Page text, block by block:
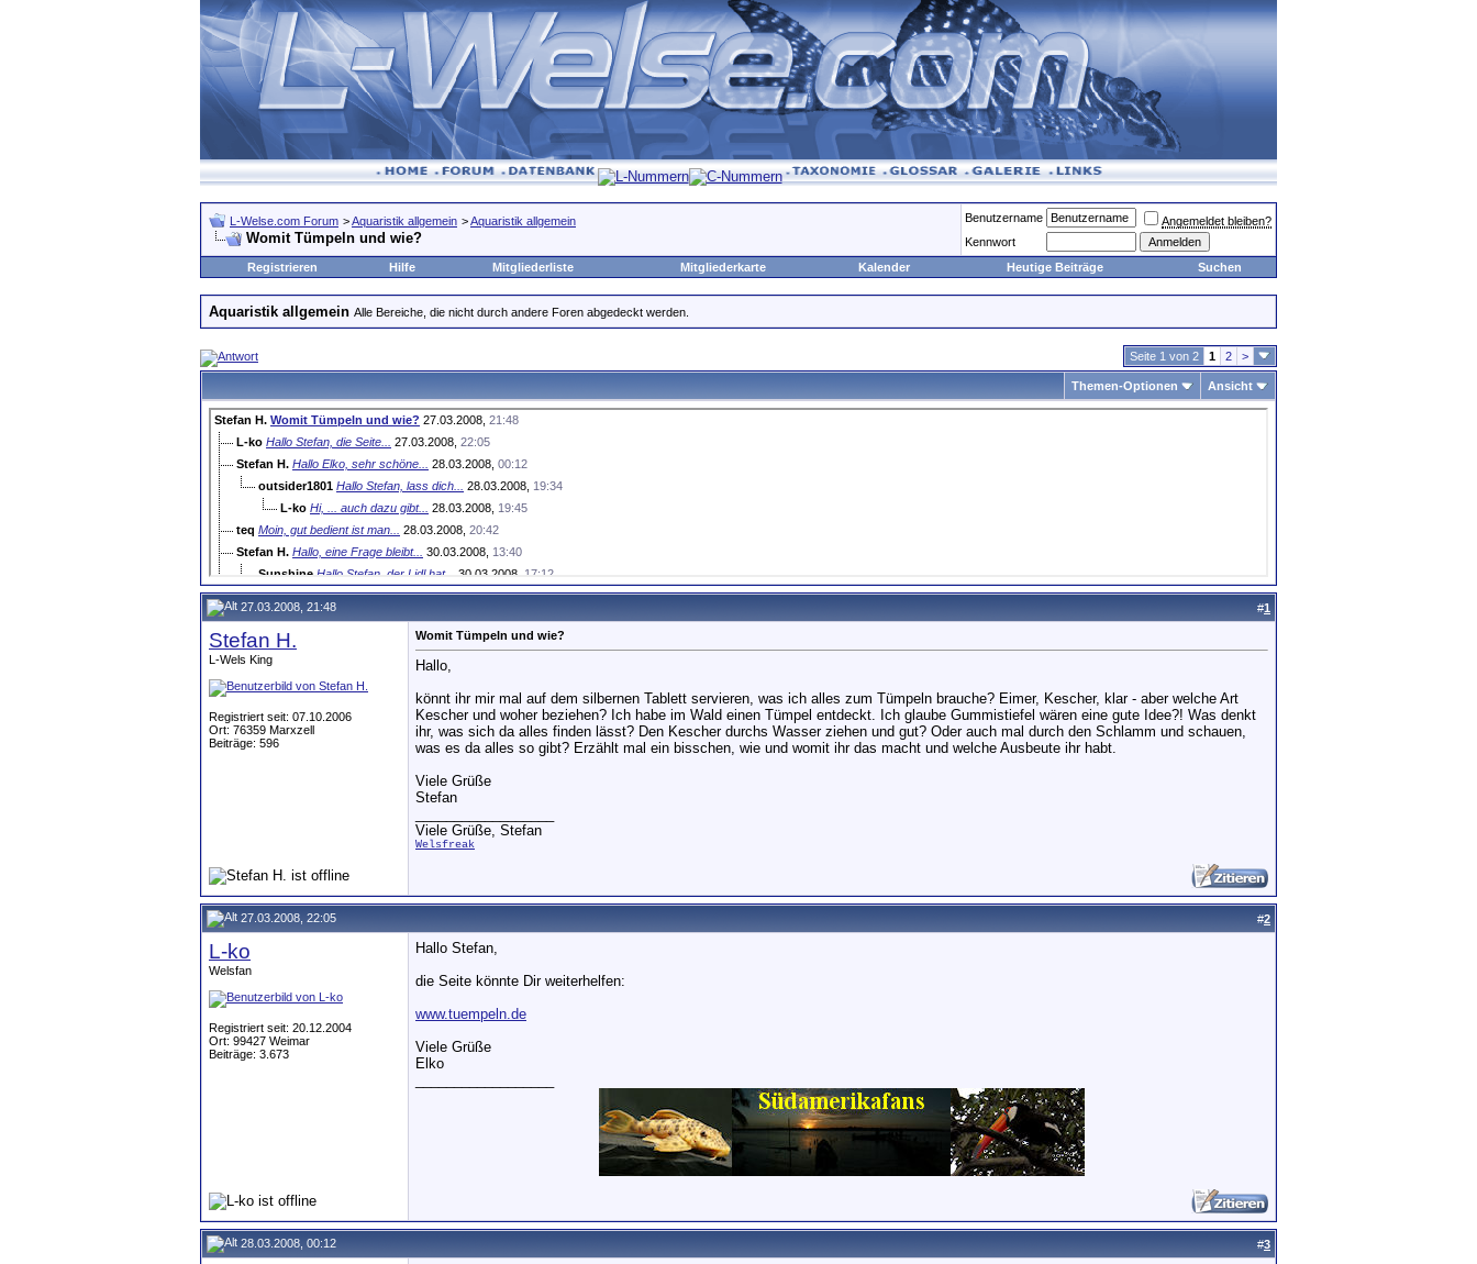
L-Welse.com Forum >Aquaristik allgemein >Aquaristik allgemein
Womit Tümpeln und wie?
Benutzername
Angemeldet bleiben?
Kennwort
Registrieren
Hilfe Mitgliederliste Mitgliederkarte Kalender Heutige Beiträge Suchen
Aquaristik allgemein Alle Bereiche, die nicht durch andere Foren abgedeckt werden.
Seite 1 von 2 1 2 >
Themen-Optionen Ansicht
Stefan H. Womit Tümpeln und wie? 27.03.2008, 21:48
L-ko Hallo Stefan, die Seite... 27.03.2008, 22:05
Stefan H. Hallo Elko, sehr schöne... 28.03.2008, 00:12
outsider1801 Hallo Stefan, lass dich... 28.03.2008, 19:34
L-ko Hi, ... auch dazu gibt... 28.03.2008, 19:45
teq Moin, gut bedient ist man... 28.03.2008, 20:42
Stefan H. Hallo, eine Frage bleibt... 30.03.2008, 13:40
Sunshine Hallo Stefan, der Lidl hat... 30.03.2008, 17:12
outsider1801 Hallo Adrian, denn hab ich...30.03.2008,18:49
teq Moin, das ist eher ein... 30.03.2008,21:27
Stefan H.
Hallo, ja, das war wohl eher...
Cattleya Salü da gibts nur einen...
Moin, hier gibt es auch...31.03.2008,11:23
Walla Hallöchen Leute, früher... 01.04.2008,07:20
farid hallo zusammen, ich habe mit...02.04.2008,17:49
27.03.2008, 21:48 #1
Stefan H.
L-Wels King
Registriert seit: 07.10.2006
Ort: 76359 Marxzell
Beiträge: 596
Womit Tümpeln und wie?
Hallo,
könnt ihr mir mal auf dem silbernen Tablett servieren, was ich alles zum Tümpeln brauche? Eimer, Kescher, klar - aber welche Art
Kescher und woher beziehen? Ich habe im Wald einen Tümpel entdeckt. Ich glaube Gummistiefel wären eine gute Idee?! Was denkt
ihr, was sich da alles finden lässt? Den Kescher durchs Wasser ziehen und gut? Oder auch mal durch den Schlamm und schauen,
was es da alles so gibt? Erzählt mal ein bisschen, wie und womit ihr das macht und welche Ausbeute ihr habt.
Viele Grüße
Stefan
Viele Grüße, Stefan
Welsfreak
27.03.2008, 22:05 #2
L-ko
Welsfan
Registriert seit: 20.12.2004
Ort: 99427 Weimar
Beiträge: 3.673
Hallo Stefan,
die Seite könnte Dir weiterhelfen:
www.tuempeln.de
Viele Grüße
Elko
28.03.2008, 00:12 #3